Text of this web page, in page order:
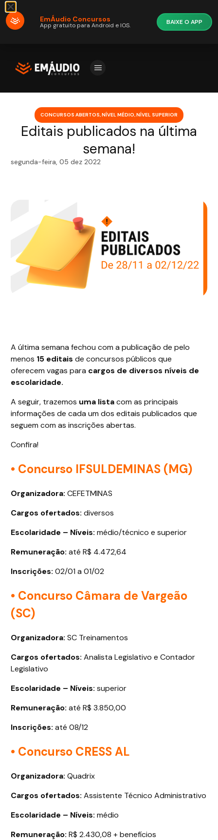
CONCURSOS ABERTOS,NÍVEL MÉDIO,NÍVEL SUPERIOR
Editais publicados na última
semana!
segunda-feira, 05 dez 2022
A última semana fechou com a publicação de pelo
menos 15 editais de concursos públicos que
oferecem vagas para cargos de diversos níveis de
escolaridade.
A seguir, trazemos uma listacom as principais
informações de cada um dos editais publicados que
seguem com as inscrições abertas.
Confira!
• Concurso IFSULDEMINAS (MG)
Organizadora: CEFETMINAS
Cargos ofertados: diversos
Escolaridade – Níveis: médio/técnico e superior
Remuneração: até R$ 4.472,64
Inscrições:02/01 a 01/02
• Concurso Câmara de Vargeão
(SC)
Organizadora: SC Treinamentos
Cargos ofertados: Analista Legislativo e Contador
Legislativo
Escolaridade – Níveis: superior
Remuneração: até R$ 3.850,00
Inscrições:até 08/12
• Concurso CRESS AL
Organizadora: Quadrix
Cargos ofertados: Assistente Técnico Administrativo
Escolaridade – Níveis: médio
Remuneração: R$ 2.430,08 + benefícios
EmÁudio Concursos
App gratuito para Android e IOS. BAIXE O APP